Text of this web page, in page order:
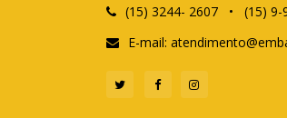
(15) 3244- 2607 • (15) 9-
E-mail: